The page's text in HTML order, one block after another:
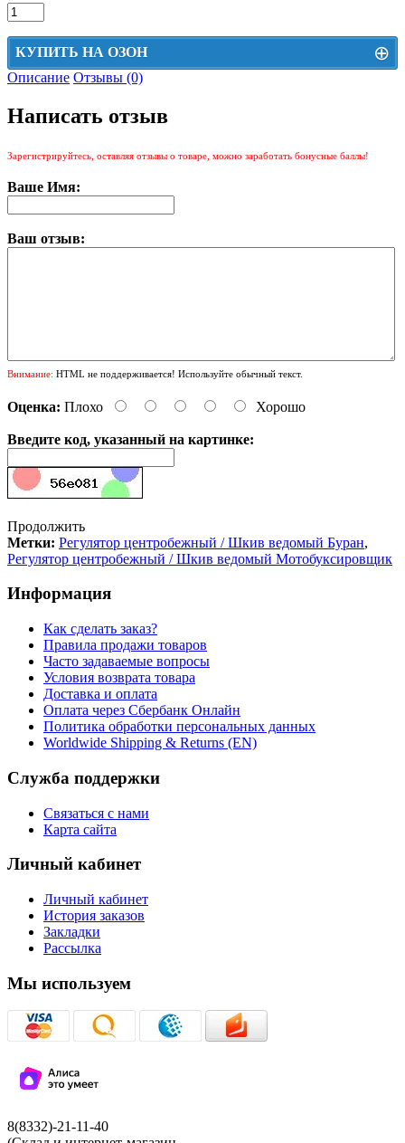
КУПИТЬ НА ОЗОН ⊕
Цена на Озон включает доставку, упаковку и комиссии маркетплейса
Этот товар можно приобрести на Озон. Для перехода в маркетплейс
КУПИТЬ НА ОЗОН
Описание Отзывы (0)
Написать отзыв
Зарегистрируйтесь, оставляя отзывы о товаре, можно заработать бонусные баллы!
Ваше Имя:
Ваш отзыв:
Внимание: HTML не поддерживается! Используйте обычный текст.
Оценка: Плохо Хорошо
Введите код, указанный на картинке:
Продолжить
Метки: Регулятор центробежный / Шкив ведомый Буран,
Регулятор центробежный / Шкив ведомый Мотобуксировщик
Информация
Как сделать заказ?
Правила продажи товаров
Часто задаваемые вопросы
Условия возврата товара
Доставка и оплата
Оплата через Сбербанк Онлайн
Политика обработки персональных данных
Worldwide Shipping & Returns (EN)
Служба поддержки
Связаться с нами
Карта сайта
Личный кабинет
Личный кабинет
История заказов
Закладки
Рассылка
Мы используем
8(8332)-21-11-40